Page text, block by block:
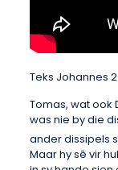
Teks Johannes
Tomas, wat ook
was nie by die
ander dissipels
Maar hy sê vir